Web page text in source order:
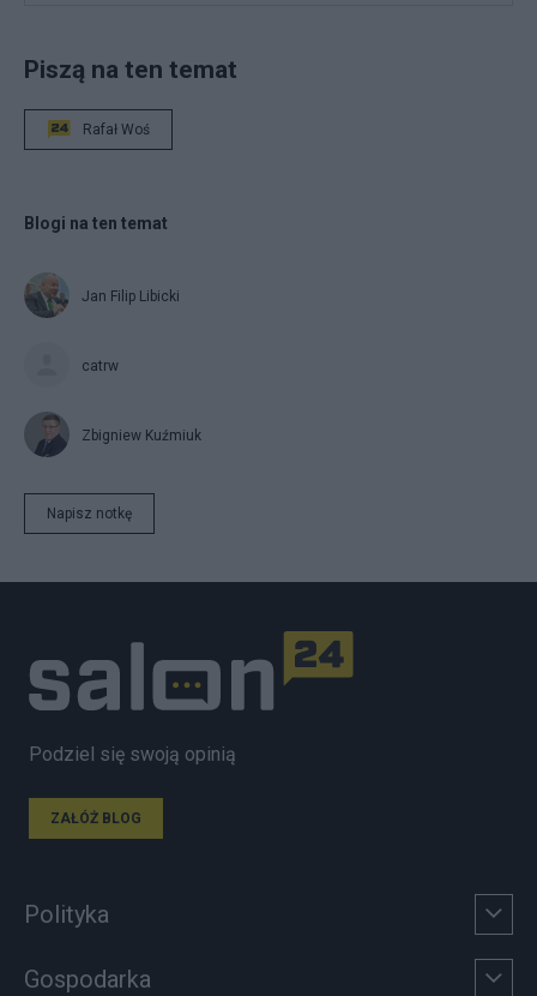
Piszą na ten temat
Rafał Woś
Blogi na ten temat
Jan Filip Libicki
catrw
Zbigniew Kuźmiuk
Napisz notkę
Podziel się swoją opinią
ZAŁÓŻ BLOG
Polityka
Gospodarka